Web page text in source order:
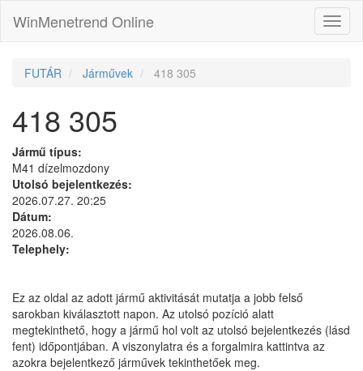
WinMenetrend Online
FUTÁR Járművek 418 305
418 305
Jármű típus:
M41 dízelmozdony
Utolsó bejelentkezés:
2026.07.27. 20:25
Dátum:
2026.08.06.
Telephely:
Ez az oldal az adott jármű aktivitását mutatja a jobb felső
sarokban kiválasztott napon. Az utolsó pozíció alatt
megtekinthető, hogy a jármű hol volt az utolsó bejelentkezés (lásd
fent) időpontjában. A viszonylatra és a forgalmira kattintva az
azokra bejelentkező járművek tekinthetőek meg.